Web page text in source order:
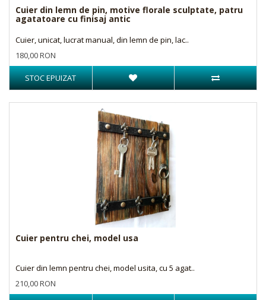
Cuier din lemn de pin, motive florale sculptate, patru
agatatoare cu finisaj antic
Cuier, unicat, lucrat manual, din lemn de pin, lac..
180,00 RON
STOC EPUIZAT
Cuier pentru chei, model usa
Cuier din lemn pentru chei, model usita, cu 5 agat..
210,00 RON